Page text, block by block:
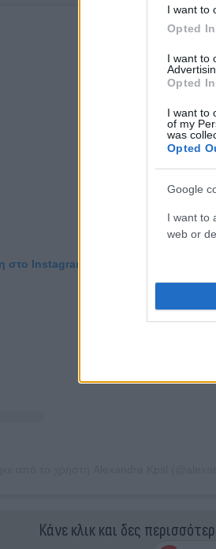
I want to
Opted In
I want to
Opted In
I want to
of my
was
Opted
Google
I want to
web or
στο Instagram.
Κάνε κλικ και δες